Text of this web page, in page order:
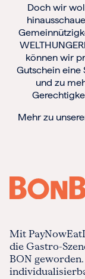
Doch wir
können wir
Gutschein
und zu
Mehr zu
Mit
die Gastro-
BON